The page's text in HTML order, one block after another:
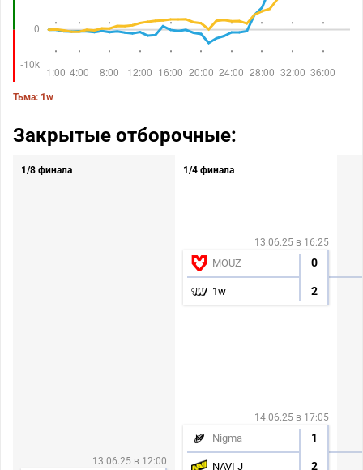
Тьма: 1w
Закрытые отборочные:
1/8 финала
13.06.25 в 12:00
1/4 финала
13.06.25 в 16:25
MOUZ 0
1w 2
14.06.25 в 17:05
Nigma 1
NAVI J 2